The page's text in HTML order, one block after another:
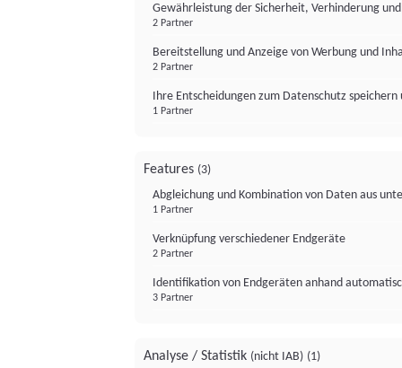
Gewährleistung der Sicherheit, Verhinderung
2 Partner
Bereitstellung und Anzeige von Werbung und
2 Partner
Ihre Entscheidungen zum Datenschutz
1 Partner
Features (3)
Abgleichung und Kombination von Daten aus
1 Partner
Verknüpfung verschiedener Endgeräte
2 Partner
Identifikation von Endgeräten anhand
3 Partner
Analyse / Statistik (nicht IAB) (1)